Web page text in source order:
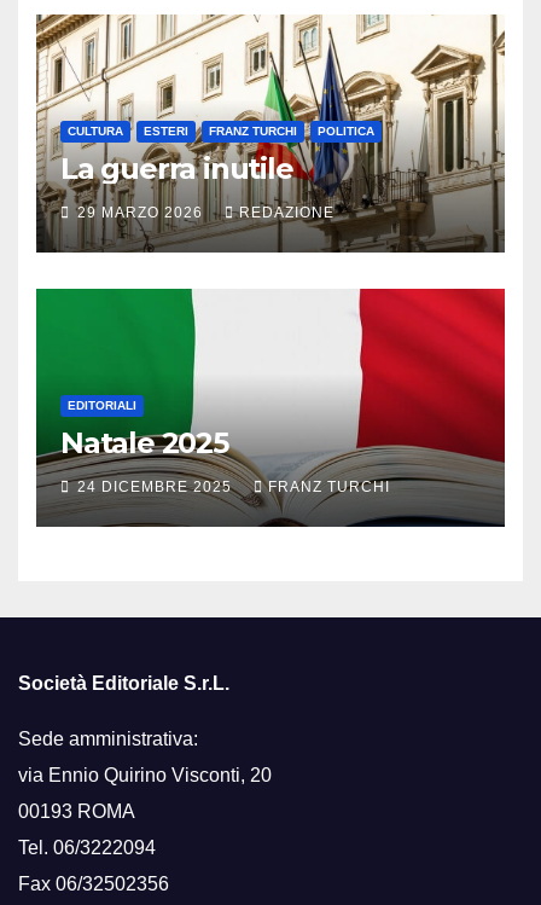
CULTURA ESTERI FRANZ TURCHI POLITICA
La guerra inutile
29 MARZO 2026 REDAZIONE
EDITORIALI
Natale 2025
24 DICEMBRE 2025 FRANZ TURCHI
Società Editoriale S.r.L.
Sede amministrativa:
via Ennio Quirino Visconti, 20
00193 ROMA
Tel. 06/3222094
Fax 06/32502356